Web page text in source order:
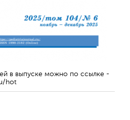
в выпуске можно по ссылке -
hot